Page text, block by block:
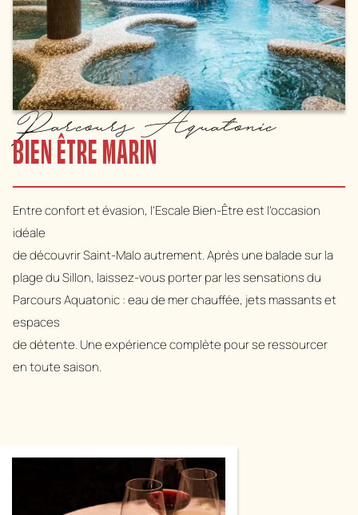
Parcours Aquatonic
BIEN ÊTRE MARIN
Entre confort et évasion, l’Escale Bien-Être est l’occasion
idéale
de découvrir Saint-Malo autrement. Après une balade sur la
plage du Sillon, laissez-vous porter par les sensations du
Parcours Aquatonic : eau de mer chauffée, jets massants et
espaces
de détente. Une expérience complète pour se ressourcer
en toute saison.